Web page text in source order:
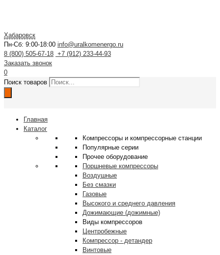
Хабаровск
Пн-Сб: 9:00-18:00 info@uralkomenergo.ru
8 (800) 505-67-18 +7 (912) 233-44-93
Заказать звонок
0
Поиск товаров
Главная
Каталог
Компрессоры и компрессорные станции
Популярные серии
Прочее оборудование
Поршневые компрессоры
Воздушные
Без смазки
Газовые
Высокого и среднего давления
Дожимающие (дожимные)
Виды компрессоров
Центробежные
Компрессор - детандер
Винтовые